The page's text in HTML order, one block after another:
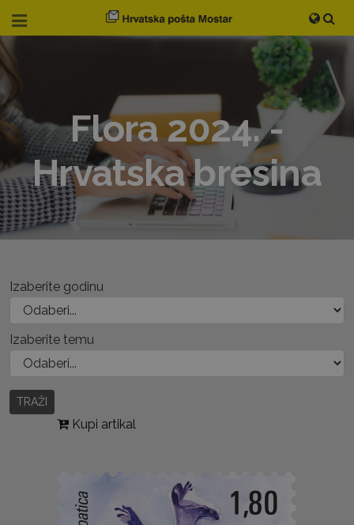
Flora 2024. -
Hrvatska bresina
Izaberite godinu
Izaberite temu
TRAŽI
Kupi artikal